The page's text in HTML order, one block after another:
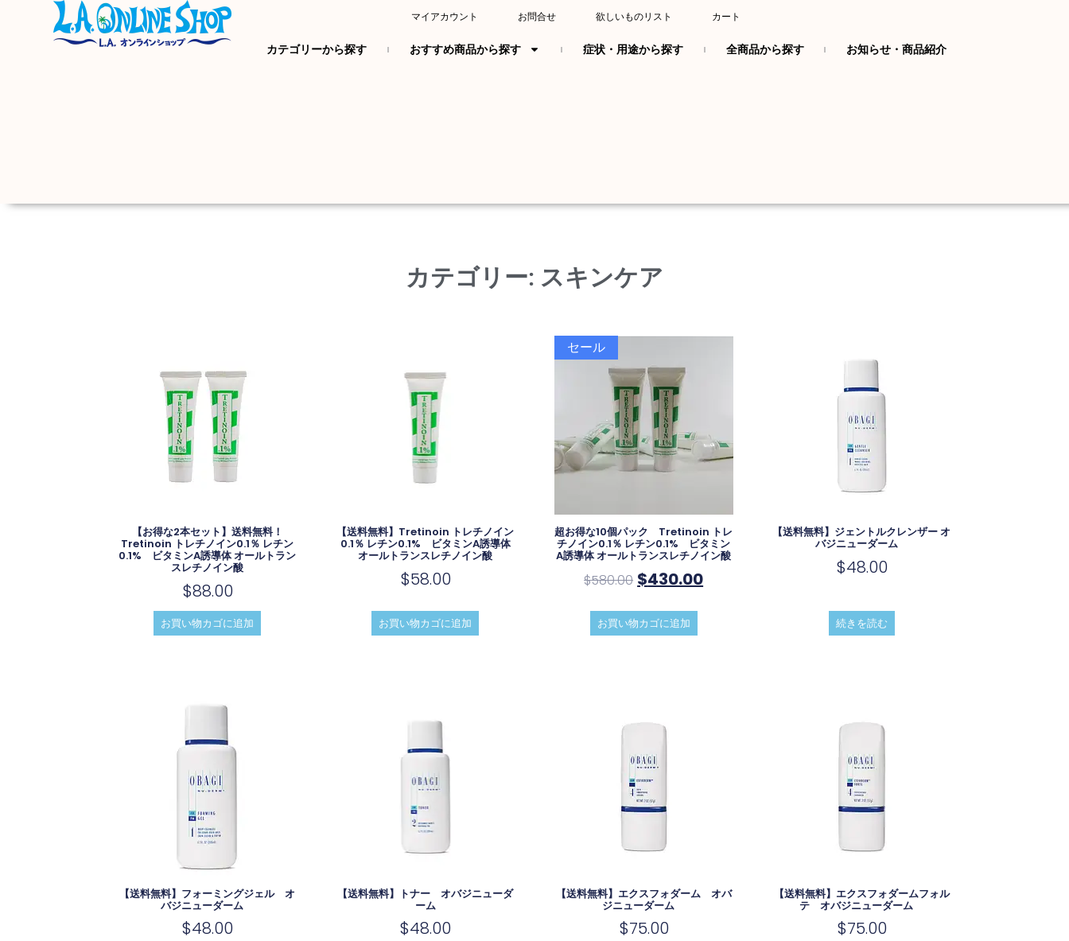
マイアカウント お問合せ 欲しいものリスト カート
カテゴリーから探す おすすめ商品から探す 症状・用途から探す 全商品から探す お知らせ・商品紹介
カテゴリー: スキンケア
【お得な2本セット】送料無料！
Tretinoin トレチノイン0.1％ レチン
0.1% ビタミンA誘導体 オールトラン
スレチノイン酸
$88.00
お買い物カゴに追加
【送料無料】Tretinoin トレチノイン
0.1％ レチン0.1% ビタミンA誘導体
オールトランスレチノイン酸
$58.00
お買い物カゴに追加
セール
超お得な10個パック Tretinoin トレ
チノイン0.1％ レチン0.1% ビタミン
A誘導体 オールトランスレチノイン酸
$580.00 $430.00
お買い物カゴに追加
【送料無料】ジェントルクレンザー オ
バジニューダーム
$48.00
続きを読む
【送料無料】フォーミングジェル オ
バジニューダーム
$48.00
【送料無料】トナー オバジニューダ
ーム
$48.00
【送料無料】エクスフォダーム オバ
ジニューダーム
$75.00
【送料無料】エクスフォダームフォル
テ オバジニューダーム
$75.00